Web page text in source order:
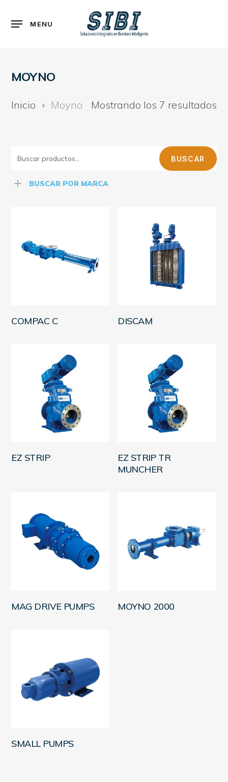
MENU
MOYNO
Mostrando los 7 resultados
Inicio Moyno
POR:
BUSCAR
BUSCAR POR MARCA
COMPAC C DISCAM
EZ STRIP
EZ STRIP TR
MUNCHER
MAG DRIVE PUMPS MOYNO 2000
SMALL PUMPS
Menu